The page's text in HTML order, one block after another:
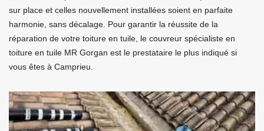
sur place et celles nouvellement installées soient en parfaite
harmonie, sans décalage. Pour garantir la réussite de la
réparation de votre toiture en tuile, le couvreur spécialiste en
toiture en tuile MR Gorgan est le prestataire le plus indiqué si
vous êtes à Camprieu.